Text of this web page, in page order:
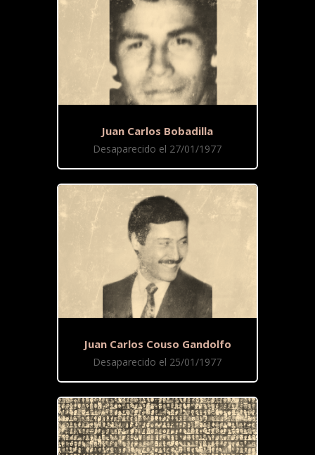
Juan Carlos Bobadilla
Desaparecido el 27/01/1977
Juan Carlos Couso Gandolfo
Desaparecido el 25/01/1977